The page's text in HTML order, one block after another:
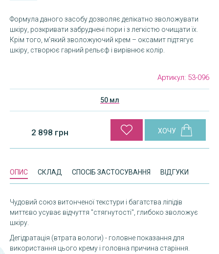
Формула даного засобу дозволяє делікатно зволожувати
шкіру, розкривати забруднені пори і з легкістю очищати їх.
Крім того, м'який зволожуючий крем – оксамит підтягує
шкіру, створює гарний рельєф і вирівнює колір.
Артикул: 53-096
50 мл
2 898 грн
ОПИС СКЛАД СПОСІБ ЗАСТОСУВАННЯ ВІДГУКИ
Чудовий союз витонченої текстури і багатства ліпідів
миттєво усуває відчуття "стягнутості", глибоко зволожує
шкіру.
Дегідратація (втрата вологи) - головне показання для
використання цього крему і головна причина старіння.